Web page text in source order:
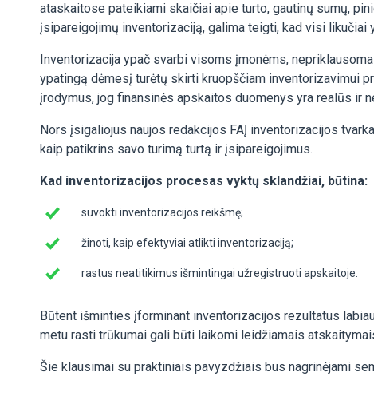
ataskaitose pateikiami skaičiai apie turto, gautinų sumų,
įsipareigojimų inventorizaciją, galima teigti, kad visi
Inventorizacija ypač svarbi visoms įmonėms,
ypatingą dėmesį turėtų skirti kruopščiam inventorizavimui
įrodymus, jog finansinės apskaitos duomenys yra realūs ir
Nors įsigaliojus naujos redakcijos FAĮ inventorizacijos
kaip patikrins savo turimą turtą ir įsipareigojimus.
Kad inventorizacijos procesas vyktų sklandžiai, būtina:
suvokti inventorizacijos reikšmę;
žinoti, kaip efektyviai atlikti inventorizaciją;
rastus neatitikimus išmintingai užregistruoti apskaitoje.
Būtent išminties įforminant inventorizacijos rezultatus
metu rasti trūkumai gali būti laikomi leidžiamais
Šie klausimai su praktiniais pavyzdžiais bus nagrinėjami